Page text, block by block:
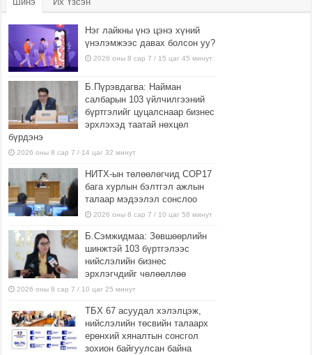
Нэг лайкны үнэ цэнэ хүний
үнэлэмжээс давах болсон уу?
2026 оны 8 сар 7 / 15 цаг 45 минут
Б.Пүрэвдагва: Найман
салбарын 103 үйлчилгээний
бүртгэлийг цуцалснаар бизнес
эрхлэхэд таатай нөхцөл
бүрдэнэ
2026 оны 8 сар 7 / 14 цаг 32 минут
НИТХ-ын төлөөлөгчид COP17
бага хурлын бэлтгэл ажлын
талаар мэдээлэл сонслоо
2026 оны 8 сар 7 / 10 цаг 58 минут
Б.Сэмжидмаа: Зөвшөөрлийн
шинжтэй 103 бүртгэлээс
нийслэлийн бизнес
эрхлэгчдийг чөлөөллөө
2026 оны 8 сар 7 / 10 цаг 25 минут
ТБХ 67 асуудал хэлэлцэж,
нийслэлийн төсвийн талаарх
ерөнхий хяналтын сонсгол
зохион байгуулсан байна